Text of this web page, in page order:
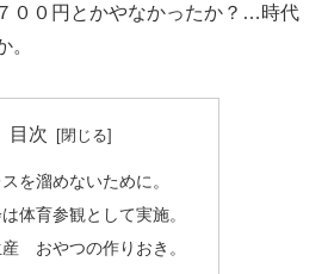
００円とかやなかったか？…時代
。
目次
を溜めないために。
体育参観として実施。
おやつの作りおき。